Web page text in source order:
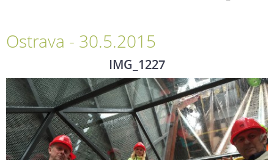
Ostrava - 30.5.2015
IMG_1227